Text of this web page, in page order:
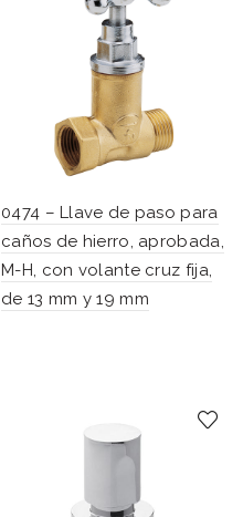
0474 – Llave de paso para
caños de hierro, aprobada,
M-H, con volante cruz fija,
de 13 mm y 19 mm